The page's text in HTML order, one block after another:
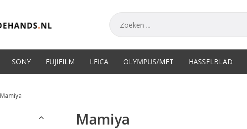
SONY FUJIFILM LEICA OLYMPUS/MFT HASSELBLAD
Mamiya
Mamiya